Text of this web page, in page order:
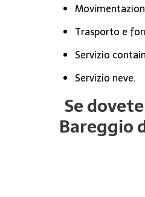
Trasporto e
Servizio
Servizio neve.
Se
Bareggio